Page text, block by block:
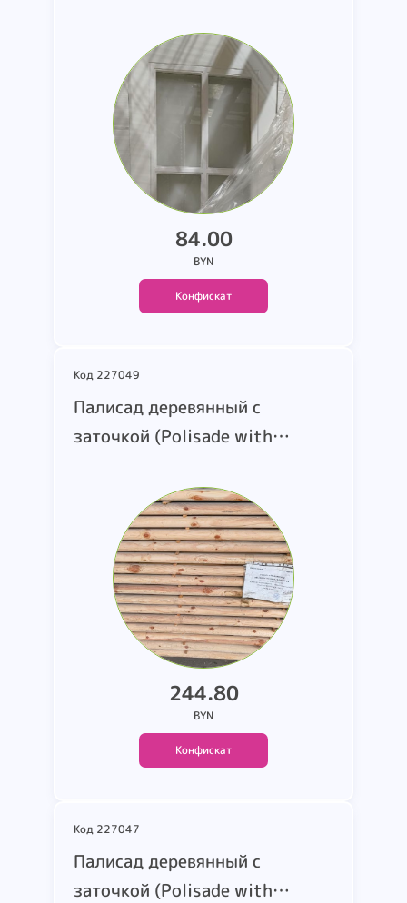
частично с фурнитурой. эмаль.
экошпон. эмалит
84.00
BYN
Конфискат
В корзину
Код 227049
Палисад деревянный с
заточкой (Polisade with
количеством по позиции 2592
штук. Диаметр 60мм. длина
2500мм. Общий вес - 8221 кг.
Страна происхождения -
Республика Казахстан.
244.80
BYN
Конфискат
В корзину
Код 227047
Палисад деревянный с
заточкой (Polisade with